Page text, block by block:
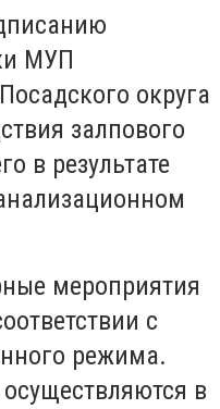
МУП
округа
залпового
в результате
мероприятия
с
режима.
в